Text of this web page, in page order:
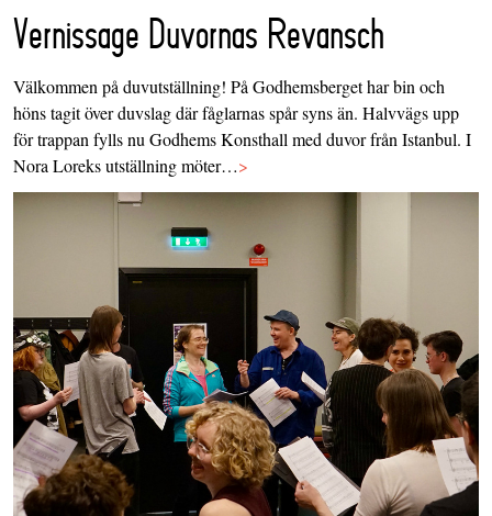
Vernissage Duvornas Revansch
Välkommen på duvutställning! På Godhemsberget har bin och
höns tagit över duvslag där fåglarnas spår syns än. Halvvägs upp
för trappan fylls nu Godhems Konsthall med duvor från Istanbul. I
Nora Loreks utställning möter…>